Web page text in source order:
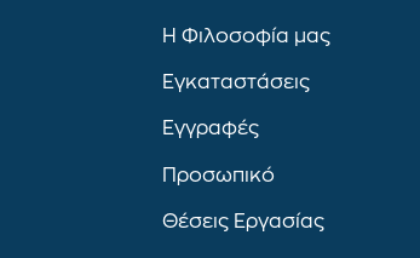
Η Φιλοσοφία μας
Εγκαταστάσεις
Εγγραφές
Προσωπικό
Θέσεις Εργασίας